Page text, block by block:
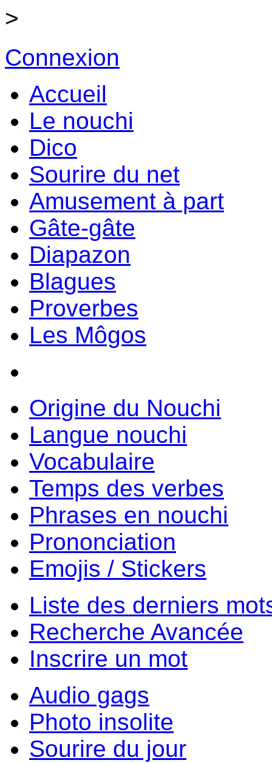
>
Connexion
Accueil
Le nouchi
Dico
Sourire du net
Amusement à part
Gâte-gâte
Diapazon
Blagues
Proverbes
Les Môgos
Origine du Nouchi
Langue nouchi
Vocabulaire
Temps des verbes
Phrases en nouchi
Prononciation
Emojis / Stickers
Liste des derniers
Recherche Avancée
Inscrire un mot
Audio gags
Photo insolite
Sourire du jour